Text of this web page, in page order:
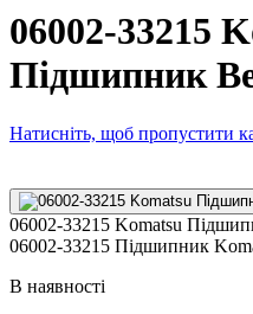
06002-33215
Підшипник
Натисніть, щоб пропустити
06002-33215 Komatsu
06002-33215 Підшипник
В наявності